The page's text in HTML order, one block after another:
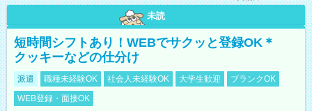
未読
短時間シフトあり！WEBでサクッと登録OK＊
クッキーなどの仕分け
派遣 職種未経験OK 社会人未経験OK 大学生歓迎
ブランクOK
WEB登録・面接OK